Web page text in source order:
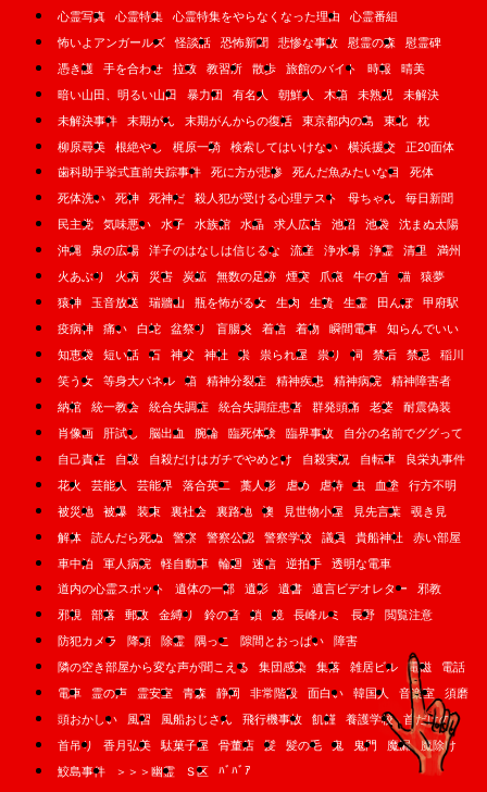
心霊写真
心霊特集 心霊特集をやらなくなった理由
心霊番組
怖いよアンガールズ
怪談話 恐怖新聞 悲惨な事故 慰霊の森
慰霊碑
憑き護
手を合わせ 拉致 教習所 散歩 旅館のバイト 時報
晴美
暗い山田、明るい山田
暴力団 有名人 朝鮮人 木箱 未熟児
未解決
未解決事件
末期がん 末期がんからの復活 東京都内の島 東北
枕
柳原尋美
根絶やし 梶原一騎 検索してはいけない 横浜援交
正20面体
歯科助手挙式直前失踪事件
死に方が悲惨 死んだ魚みたいな目
死体
死体洗い
死神 死神だ 殺人犯が受ける心理テスト 母ちゃん
毎日新聞
民主党
気味悪い 水子 水族館 水晶 求人広告 池沼 池袋
沈まぬ太陽
沖縄
泉の広場 洋子のはなしは信じるな 流産 浄水場 浄霊 清里
満州
火あぶり
火病 災害 炭鉱 無数の足跡 煙突 爪痕 牛の首 猫
猿夢
猿神
玉音放送 瑞牆山 瓶を怖がる女 生肉 生贄 生霊 田んぼ
甲府駅
疫病神
痛い 白蛇 盆祭り 盲腸炎 着信 着物 瞬間電車
知らんでいい
知恵袋
短い話 石 神父 神社 祟 祟られ屋 祟り 祠 禁后 禁忌
稲川
笑う女
等身大パネル 箱 精神分裂症 精神疾患 精神病院
精神障害者
納棺
統一教会 統合失調症 統合失調症患者 群発頭痛 老婆
耐震偽装
肖像画
肝試し 脳出血 腕輪 臨死体験 臨界事故
自分の名前でググって
自己責任
自殺 自殺だけはガチでやめとけ 自殺実況 自転車
良栄丸事件
花火
芸能人 芸能界 落合英二 藁人形 虐め 虐待 虫 血塗
行方不明
被災地
被爆 装束 裏社会 裏路地 襖 見世物小屋 見先言葉
覗き見
解体
読んだら死ぬ 警察 警察公認 警察学校 議員 貴船神社
赤い部屋
車中泊
軍人病院 軽自動車 輪廻 迷信 逆拍手
透明な電車
道内の心霊スポット
遺体の一部 遺影 遺書 遺言ビデオレター
邪教
邪視
部落 郵政 金縛り 鈴の音 鎖 鏡 長峰ルミ 長野
閲覧注意
防犯カメラ
降頭 除霊 隅っこ 隙間とおっぱい
障害
隣の空き部屋から変な声が聞こえる
集団感染 集落 雑居ビル 電磁
電話
電車
霊の声 霊安室 青森 静岡 非常階段 面白い 韓国人 音楽室
須磨
頭おかしい
風習 風船おじさん 飛行機事故 飢饉 養護学校
首だけの
首吊り
香月弘美 駄菓子屋 骨董店 髪 髪の毛 鬼 鬼門 魔漏
魔除け
鮫島事件
＞＞＞幽霊 Ｓ区 ﾊﾞﾊﾞｱ